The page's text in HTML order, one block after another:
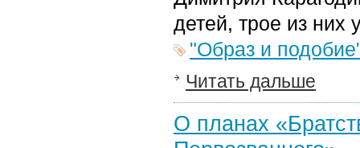
детей, трое из них
"Образ и
Читать дальше
О планах